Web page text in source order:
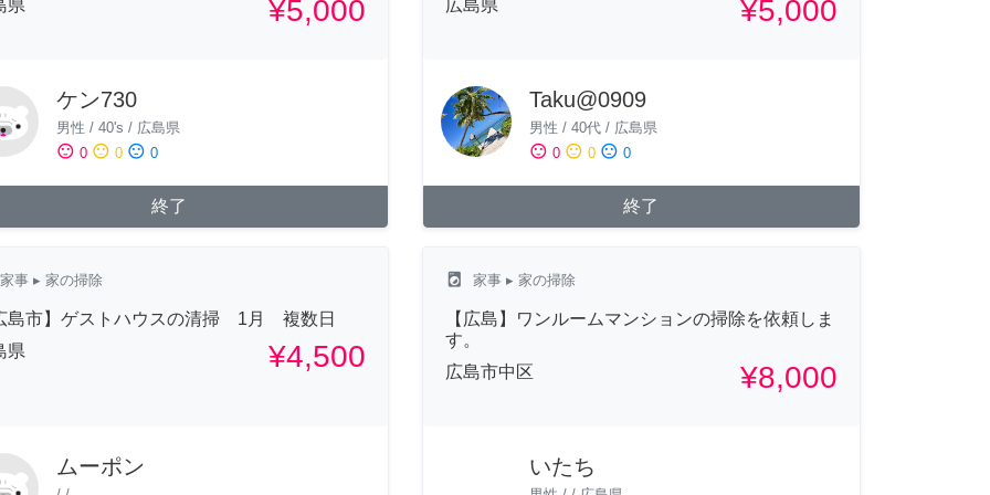
県 ¥5,000
ケン730
男性 / 40's / 広島県
sentiment_satisfied 0 sentiment_neutral 0 sentiment_dissatisfied 0
終了
広島県 ¥5,000
Taku@0909
男性 / 40代/ 広島県
sentiment_satisfied 0 sentiment_neutral 0 sentiment_dissatisfied 0
終了
家事 ▸ 家の掃除
島市】ゲストハウスの清掃 1月 複数日
県
¥4,500
ムーポン
local_laundry_service 家事▸ 家の掃除
【広島】ワンルームマンションの掃除を依頼しま
す。
広島市中区
¥8,000
いたち